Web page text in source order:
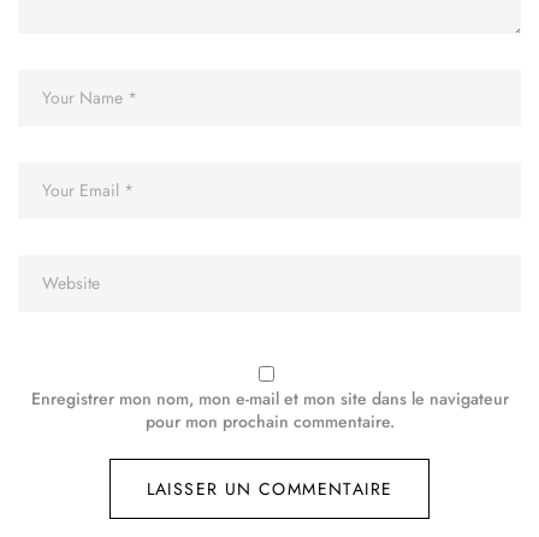
Enregistrer mon nom, mon e-mail et mon site dans le navigateur
pour mon prochain commentaire.